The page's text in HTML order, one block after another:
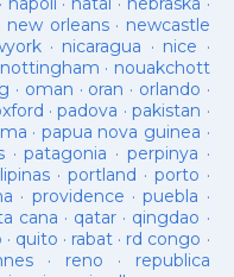
new orleans· newcastle
· nicaragua · nice ·
nottingham · nouakchott
· oman · oran · orlando ·
·padova ·pakistan ·
· papua nova guinea ·
·patagonia · perpinya ·
·portland · porto ·
· providence ·puebla ·
cana · qatar · qingdao ·
· quito · rabat · rd congo ·
· reno · republica